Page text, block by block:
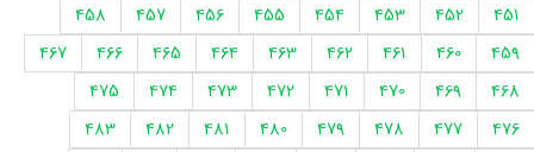
451
452
453
454
455
456
457
458
459
460
461
462
463
464
465
466
467
468
469
470
471
472
473
474
475
476
477
478
479
480
481
482
483